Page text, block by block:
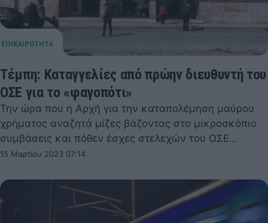
Τέμπη: Καταγγελίες από πρώην διευθυντή του
ΟΣΕ για το «φαγοπότι»
Την ώρα που η Αρχή για την καταπολέμηση μαύρου
χρήματος αναζητά μίζες βάζοντας στο μικροσκόπιο
συμβάσεις και πόθεν έσχες στελεχών του ΟΣΕ…
15 Μαρτίου 2023 07:14